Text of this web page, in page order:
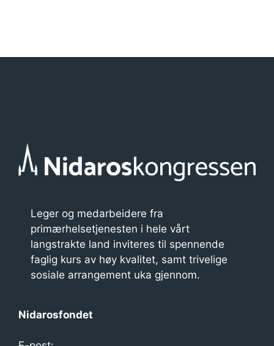
Leger og medarbeidere fra
primærhelsetjenesten i hele vårt
langstrakte land inviteres til spennende
faglig kurs av høy kvalitet, samt trivelige
sosiale arrangement uka gjennom.
Nidarosfondet